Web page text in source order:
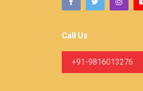
Call Us
+91-9816013276